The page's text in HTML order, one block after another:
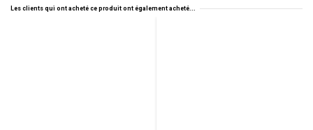
Les clients qui ont acheté ce produit ont également acheté...